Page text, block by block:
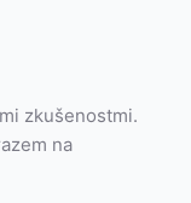
zkušenostmi.
na